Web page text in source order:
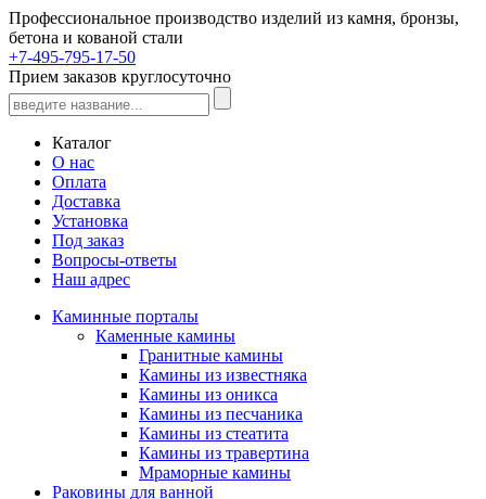
Профессиональное производство изделий из камня, бронзы,
бетона и кованой стали
+7-495-795-17-50
Прием заказов круглосуточно
Каталог
О нас
Оплата
Доставка
Установка
Под заказ
Вопросы-ответы
Наш адрес
Каминные порталы
Каменные камины
Гранитные камины
Камины из известняка
Камины из оникса
Камины из песчаника
Камины из стеатита
Камины из травертина
Мраморные камины
Раковины для ванной